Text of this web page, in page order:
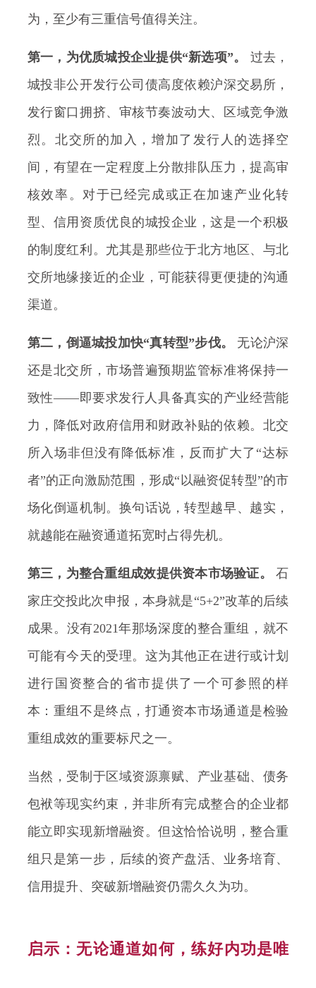
为，至少有三重信号值得关注。
第一，为优质城投企业提供“新选项”。
过去，
城投非公开发行公司债高度依赖沪深交易所，
发行窗口拥挤、审核节奏波动大、区域竞争激
烈。北交所的加入，增加了发行人的选择空
间，有望在一定程度上分散排队压力，提高审
核效率。对于已经完成或正在加速产业化转
型、信用资质优良的城投企业，这是一个积极
的制度红利。尤其是那些位于北方地区、与北
交所地缘接近的企业，可能获得更便捷的沟通
渠道。
第二，倒逼城投加快“真转型”步伐。 无论沪深
还是北交所，市场普遍预期监管标准将保持一
致性——即要求发行人具备真实的产业经营能
力，降低对政府信用和财政补贴的依赖。北交
所入场非但没有降低标准，反而扩大了“达标
者”的正向激励范围，形成“以融资促转型”的市
场化倒逼机制。换句话说，转型越早、越实，
就越能在融资通道拓宽时占得先机。
第三，为整合重组成效提供资本市场验证。
石
家庄交投此次申报，本身就是“5+2”改革的后续
成果。没有2021年那场深度的整合重组，就不
可能有今天的受理。这为其他正在进行或计划
进行国资整合的省市提供了一个可参照的样
本：重组不是终点，打通资本市场通道是检验
重组成效的重要标尺之一。
当然，受制于区域资源禀赋、产业基础、债务
包袱等现实约束，并非所有完成整合的企业都
能立即实现新增融资。但这恰恰说明，整合重
组只是第一步，后续的资产盘活、业务培育、
信用提升、突破新增融资仍需久久为功。
启示：无论通道如何，练好内功是唯